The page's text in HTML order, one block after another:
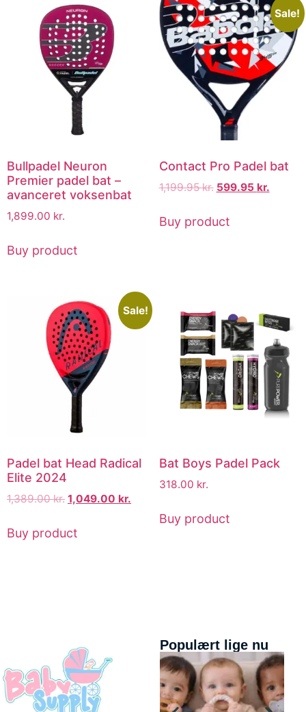
Bullpadel Neuron
Premier padel bat –
avanceret voksenbat
1,899.00 kr.
Buy product
Sale!
Contact Pro Padel bat
1,199.95kr. 599.95 kr.
Buy product
Sale!
Padel bat Head Radical
Elite 2024
1,389.00kr. 1,049.00 kr.
Buy product
Bat Boys Padel Pack
318.00 kr.
Buy product
Populært lige nu